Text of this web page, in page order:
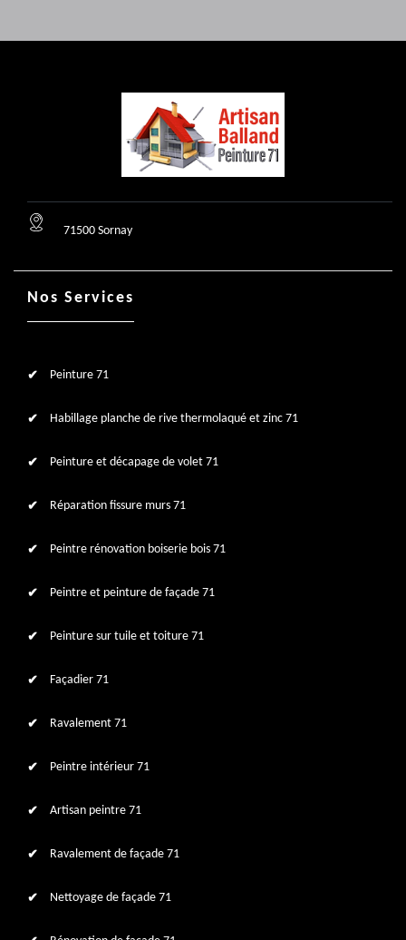
71500 Sornay
Nos Services
Peinture 71
Habillage planche de rive thermolaqué et zinc 71
Peinture et décapage de volet 71
Réparation fissure murs 71
Peintre rénovation boiserie bois 71
Peintre et peinture de façade 71
Peinture sur tuile et toiture 71
Façadier 71
Ravalement 71
Peintre intérieur 71
Artisan peintre 71
Ravalement de façade 71
Nettoyage de façade 71